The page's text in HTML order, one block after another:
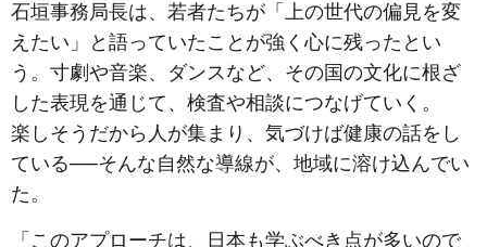
石垣事務局長は、若者たちが「上の世代の偏見を変
えたい」と語っていたことが強く心に残ったとい
う。寸劇や音楽、ダンスなど、その国の文化に根ざ
した表現を通じて、検査や相談につなげていく。
楽しそうだから人が集まり、気づけば健康の話をし
ている──そんな自然な導線が、地域に溶け込んでい
た。
「このアプローチは、日本も学ぶべき点が多いので